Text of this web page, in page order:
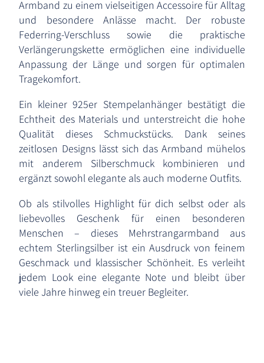
Armband zu einem vielseitigen Accessoire für Alltag
und besondere Anlässe macht. Der robuste
Federring-Verschluss sowie die praktische
Verlängerungskette ermöglichen eine individuelle
Anpassung der Länge und sorgen für optimalen
Tragekomfort.
Ein kleiner 925er Stempelanhänger bestätigt die
Echtheit des Materials und unterstreicht die hohe
Qualität dieses Schmuckstücks. Dank seines
zeitlosen Designs lässt sich das Armband mühelos
mit anderem Silberschmuck kombinieren und
ergänzt sowohl elegante als auch moderne Outfits.
Ob als stilvolles Highlight für dich selbst oder als
liebevolles Geschenk für einen besonderen
Menschen – dieses Mehrstrangarmband aus
echtem Sterlingsilber ist ein Ausdruck von feinem
Geschmack und klassischer Schönheit. Es verleiht
jedem Look eine elegante Note und bleibt über
viele Jahre hinweg ein treuer Begleiter.